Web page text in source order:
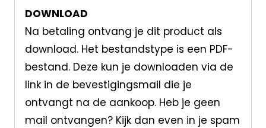
DOWNLOAD
Na betaling ontvang je dit product als
download. Het bestandstype is een PDF-
bestand. Deze kun je downloaden via de
link in de bevestigingsmail die je
ontvangt na de aankoop. Heb je geen
mail ontvangen? Kijk dan even in je spam